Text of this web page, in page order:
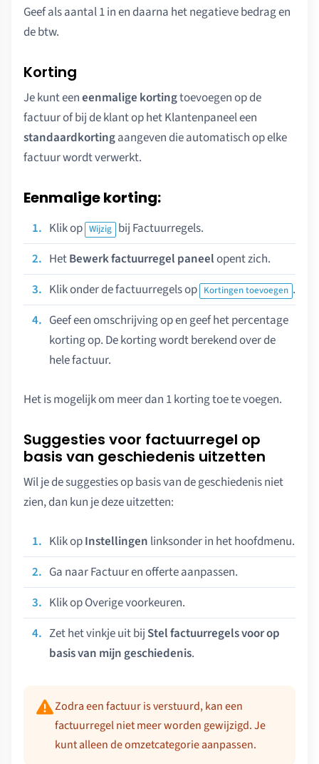
Geef als aantal 1 in en daarna het negatieve bedrag en
de btw.
Korting
Je kunt eeneenmalige kortingtoevoegen op de
factuur of bij de klant op het Klantenpaneel een
standaardkortingaangeven die automatisch op elke
factuur wordt verwerkt.
Eenmalige korting:
Klik op Wijzig bij Factuurregels.
HetBewerk factuurregel paneelopent zich.
Klik onder de factuurregels op Kortingen toevoegen .
Geef een omschrijving op en geef het percentage
korting op. De korting wordt berekend over de
hele factuur.
Het is mogelijk om meer dan 1 korting toe te voegen.
Suggesties voor factuurregel op
basis van geschiedenis uitzetten
Wil je de suggesties op basis van de geschiedenis niet
zien, dan kun je deze uitzetten:
Klik opInstellingen linksonder in het hoofdmenu.
Ga naar Factuur en offerte aanpassen.
Klik op Overige voorkeuren.
Zet het vinkje uit bij Stel factuurregels voor op
basis van mijn geschiedenis.
Zodra een factuur is verstuurd, kan een
factuurregel niet meer worden gewijzigd. Je
kunt alleen de omzetcategorie aanpassen.